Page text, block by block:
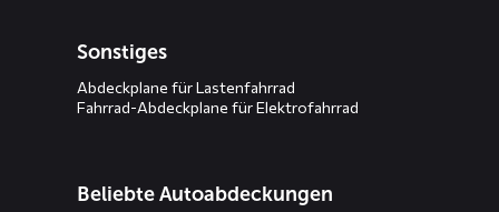
Sonstiges
Abdeckplane für Lastenfahrrad
Fahrrad-Abdeckplane für Elektrofahrrad
Beliebte Autoabdeckungen